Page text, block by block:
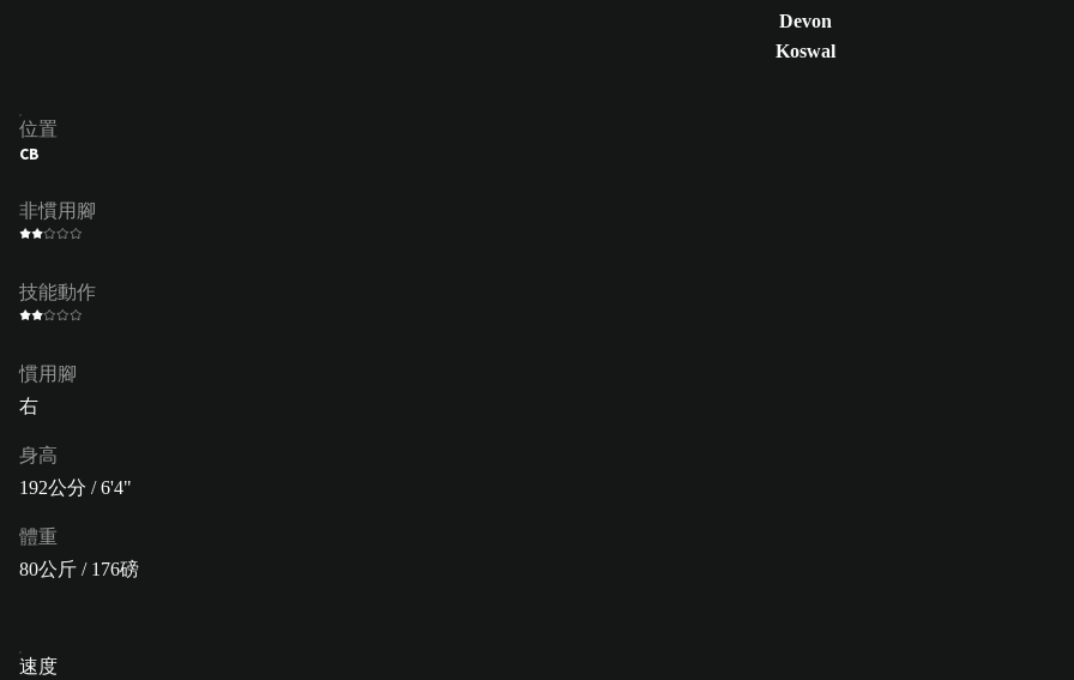
Devon
Koswal
位置
CB
非慣用腳
技能動作
慣用腳
右
身高
192公分 / 6'4"
體重
80公斤 / 176磅
速度